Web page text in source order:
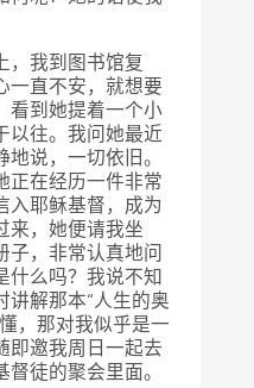
，我到图书馆复
一直不安，就想要
看到她提着一个小
以往。我问她最近
说，一切依旧。
正在经历一件非常
入耶稣基督，成为
来，她便请我坐
子，非常认真地问
什么吗？我说不知
解那本“人生的奥
，那对我似乎是一
即邀我周日一起去
徒的聚会里面。